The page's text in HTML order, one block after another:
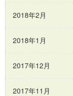
2018年2月
2018年1月
2017年12月
2017年11月